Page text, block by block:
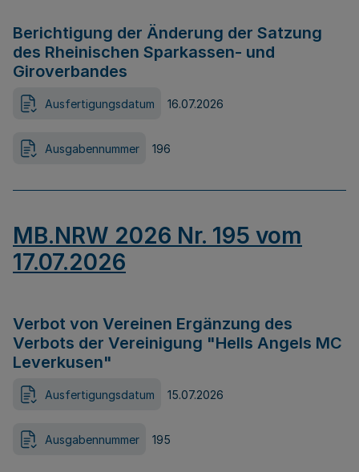
Berichtigung der Änderung der Satzung
des Rheinischen Sparkassen- und
Giroverbandes
Ausfertigungsdatum 16.07.2026
Ausgabennummer 196
MB.NRW 2026 Nr. 195 vom
17.07.2026
Verbot von Vereinen Ergänzung des
Verbots der Vereinigung "Hells Angels MC
Leverkusen"
Ausfertigungsdatum 15.07.2026
Ausgabennummer 195